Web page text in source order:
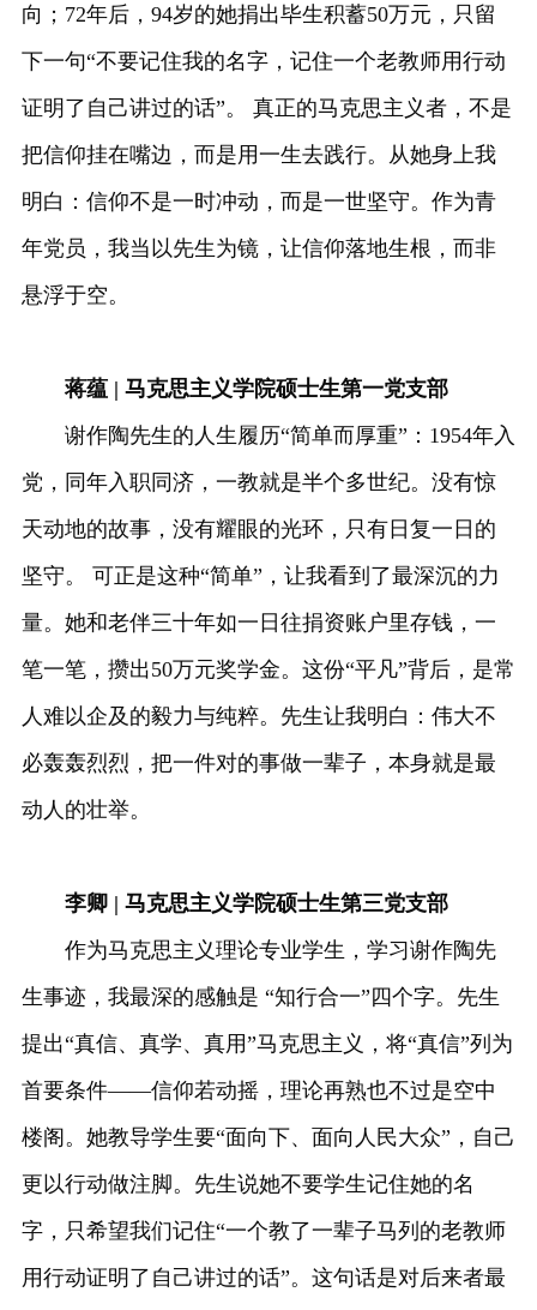
向；72年后，94岁的她捐出毕生积蓄50万元，只留
下一句“不要记住我的名字，记住一个老教师用行动
证明了自己讲过的话”。 真正的马克思主义者，不是
把信仰挂在嘴边，而是用一生去践行。从她身上我
明白：信仰不是一时冲动，而是一世坚守。作为青
年党员，我当以先生为镜，让信仰落地生根，而非
悬浮于空。
蒋蕴 | 马克思主义学院硕士生第一党支部
谢作陶先生的人生履历“简单而厚重”：1954年入
党，同年入职同济，一教就是半个多世纪。没有惊
天动地的故事，没有耀眼的光环，只有日复一日的
坚守。 可正是这种“简单”，让我看到了最深沉的力
量。她和老伴三十年如一日往捐资账户里存钱，一
笔一笔，攒出50万元奖学金。这份“平凡”背后，是常
人难以企及的毅力与纯粹。先生让我明白：伟大不
必轰轰烈烈，把一件对的事做一辈子，本身就是最
动人的壮举。
李卿 | 马克思主义学院硕士生第三党支部
作为马克思主义理论专业学生，学习谢作陶先
生事迹，我最深的感触是 “知行合一”四个字。先生
提出“真信、真学、真用”马克思主义，将“真信”列为
首要条件——信仰若动摇，理论再熟也不过是空中
楼阁。她教导学生要“面向下、面向人民大众”，自己
更以行动做注脚。先生说她不要学生记住她的名
字，只希望我们记住“一个教了一辈子马列的老教师
用行动证明了自己讲过的话”。这句话是对后来者最